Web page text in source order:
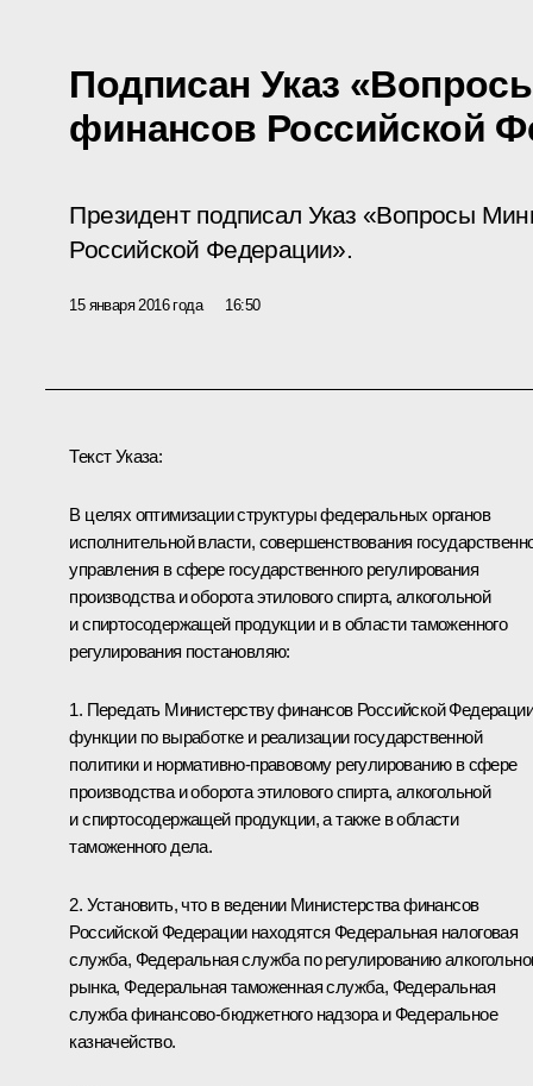
Подписан Указ
финансов Российской
Президент подписал Указ «Вопросы
Российской Федерации».
15 января 2016 года 16:50
Текст Указа:
В целях оптимизации структуры федеральных органов
исполнительной власти, совершенствования
управления в сфере государственного регулирования
производства и оборота этилового спирта, алкогольной
и спиртосодержащей продукции и в области таможенного
регулирования постановляю:
1. Передать Министерству финансов Российской Федерации
функции по выработке и реализации государственной
политики и нормативно-правовому регулированию в сфере
производства и оборота этилового спирта, алкогольной
и спиртосодержащей продукции, а также в области
таможенного дела.
2. Установить, что в ведении Министерства финансов
Российской Федерации находятся Федеральная налоговая
служба, Федеральная служба по регулированию
рынка, Федеральная таможенная служба, Федеральная
служба финансово-бюджетного надзора и Федеральное
казначейство.